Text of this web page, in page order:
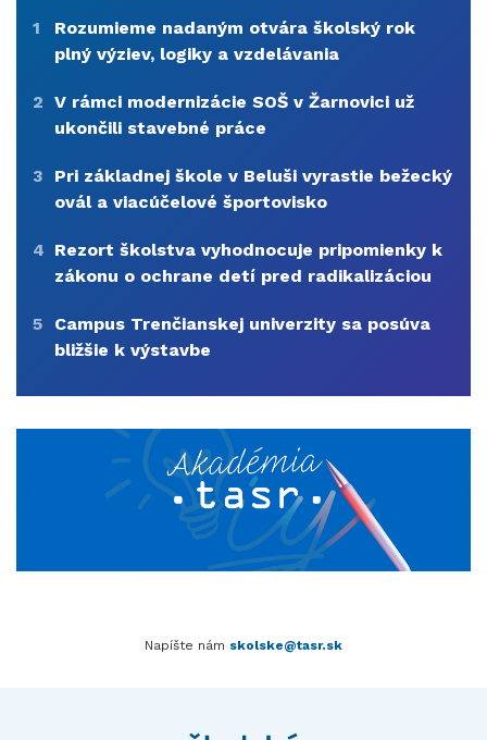
1
Rozumieme nadaným otvára školský rok
plný výziev, logiky a vzdelávania
2 V rámci modernizácie SOŠ v Žarnovici už
ukončili stavebné práce
3
Pri základnej škole v Beluši vyrastie bežecký
ovál a viacúčelové športovisko
4 Rezort školstva vyhodnocuje pripomienky k
zákonu o ochrane detí pred radikalizáciou
5
Campus Trenčianskej univerzity sa posúva
bližšie k výstavbe
Napíšte nám skolske@tasr.sk